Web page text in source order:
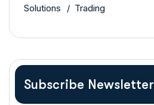
Solutions
Trading
Subscribe Newsletter